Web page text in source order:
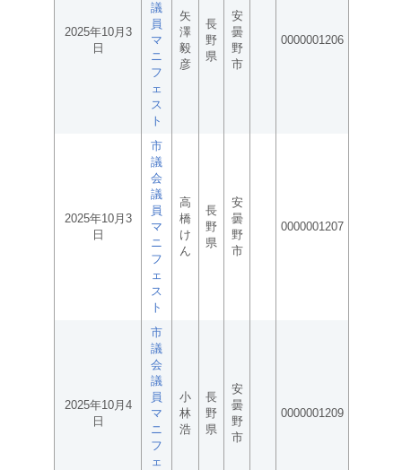
2025年10月3
日
議
員
マ
ニ
フ
ェ
ス
ト
矢
澤
毅
彦
長
野
県
安
曇
野
市
0000001206
2025年10月3
日
市
議
会
議
員
マ
ニ
フ
ェ
ス
ト
高
橋
け
ん
長
野
県
安
曇
野
市
0000001207
2025年10月4
日
市
議
会
議
員
マ
ニ
フ
ェ
小
林
浩
長
野
県
安
曇
野
市
0000001209